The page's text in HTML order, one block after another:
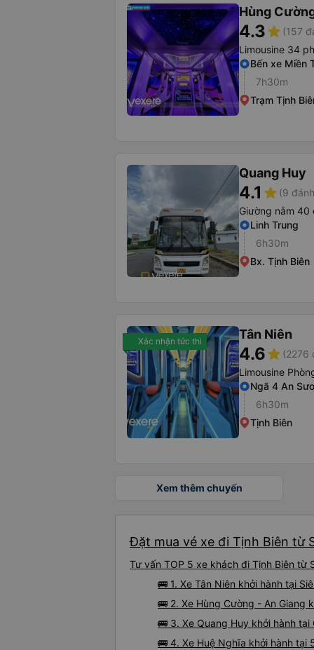
Hùng
4.3star (157
Limousine 34
Bến xe Miền
7h30m
Trạm Tịnh
Quang Huy
4.1 star (9
Giường nằm 40
Linh Trung
6h30m
Bx. Tịnh Biên
Xác nhận tức thì Tân Niên
4.6star (2276
Limousine
Ngã 4 An
6h30m
Tịnh Biên
Xem thêm chuyến
Đặt mua vé xe đi Tịnh Biên từ
Tư vấn TOP 5 xe khách đi Tịnh Biên từ
🚌 1. Xe Tân Niên khởi hành tại
🚌 2. Xe Hùng Cường - An Giang
🚌 3. Xe Quang Huy khởi hành
🚌 4. Xe Huệ Nghĩa khởi hành tại